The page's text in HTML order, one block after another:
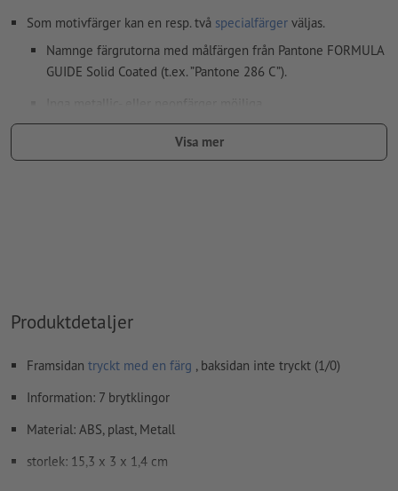
Som motivfärger kan en resp. två specialfärger väljas.
Namnge färgrutorna med målfärgen från Pantone FORMULA
GUIDE Solid Coated (t.ex. ”Pantone 286 C”).
Inga metallic- eller neonfärger möjliga.
Guld (Pantone 871 C) och silver (Pantone 877 C) är möjliga
som tryckfärger. Namnge därför den upplagda fulltonsfärgen
vårt hjälpcenter.
Hur skapar jag utskriftsdata korrekt?
Visa mer
Produktdetaljer
Framsidan tryckt med en färg , baksidan inte tryckt (1/0)
Information: 7 brytklingor
Material: ABS, plast, Metall
storlek: 15,3 x 3 x 1,4 cm